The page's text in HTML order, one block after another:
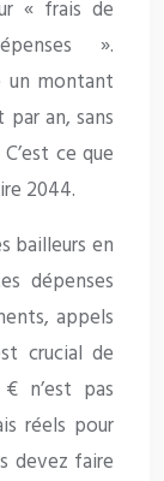
« frais de
».
un montant
par an, sans
ce que
2044.
bailleurs en
dépenses
appels
crucial de
n’est pas
réels pour
devez faire